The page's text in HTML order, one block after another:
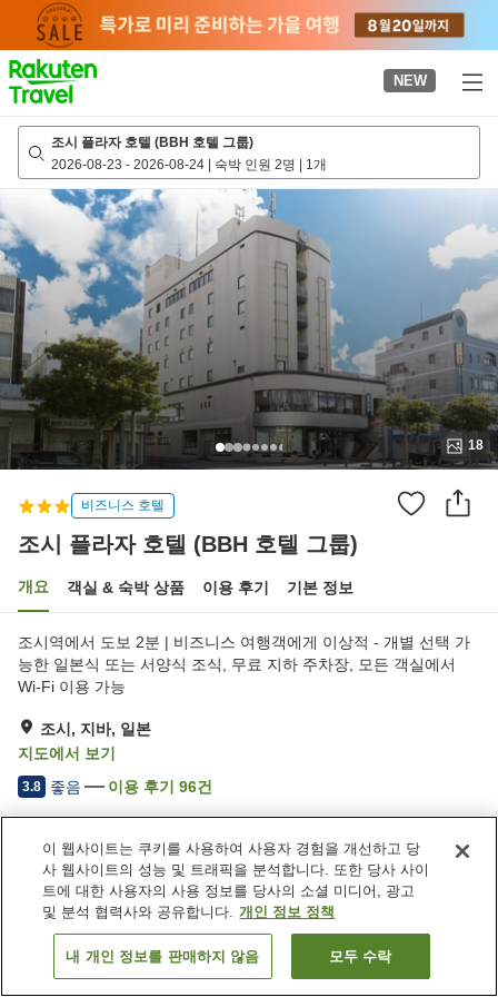
page
NEW
조시 플라자 호텔 (BBH 호텔 그룹)
2026-08-23 - 2026-08-24 | 숙박 인원 2명 | 1개
18
비즈니스 호텔
조시 플라자 호텔 (BBH 호텔 그룹)
개요 객실 & 숙박 상품 이용 후기 기본 정보
조시역에서 도보 2분 | 비즈니스 여행객에게 이상적 - 개별 선택 가
능한 일본식 또는 서양식 조식, 무료 지하 주차장, 모든 객실에서
Wi-Fi 이용 가능
조시, 지바, 일본
지도에서 보기
3.8 좋음 이용 후기 96건
숙소 편의 시설/서비스
주차장
레스토랑
라운지
자동판매기
일본 지바 조시 조시 플라자 호텔 (BBH 호텔 그룹)
객실 보기
이 웹사이트는 쿠키를 사용하여 사용자 경험을 개선하고 당
사 웹사이트의 성능 및 트래픽을 분석합니다. 또한 당사 사이
트에 대한 사용자의 사용 정보를 당사의 소셜 미디어, 광고
및 분석 협력사와 공유합니다. 개인 정보 정책
내 개인 정보를 판매하지 않음 모두 수락